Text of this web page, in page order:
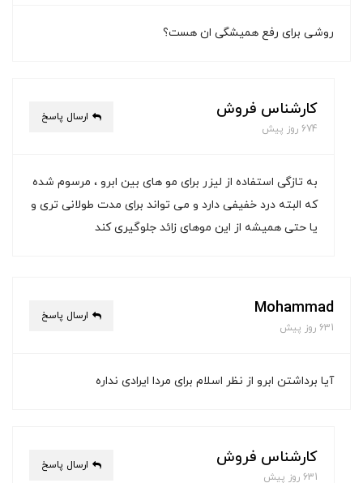
روشی برای رفع همیشگی ان هست؟
کارشناس فروش
674 روز پیش
ارسال پاسخ
به تازگی استفاده از لیزر برای مو های بین ابرو ، مرسوم شده
که البته درد خفیفی دارد و می تواند برای مدت طولانی تری و
یا حتی همیشه از این موهای زائد جلوگیری کند
Mohammad
631 روز پیش
ارسال پاسخ
آیا برداشتن ابرو از نظر اسلام برای مردا ایرادی نداره
کارشناس فروش
631 روز پیش
ارسال پاسخ